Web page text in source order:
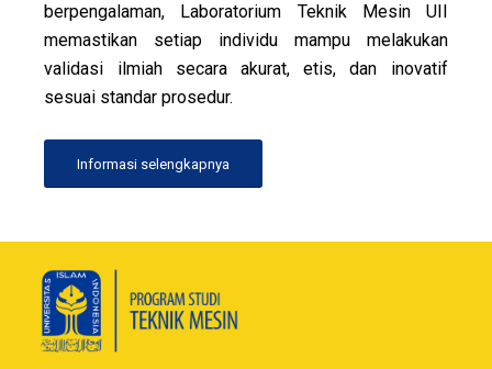
berpengalaman, Laboratorium Teknik Mesin UII
memastikan setiap individu mampu melakukan
validasi ilmiah secara akurat, etis, dan inovatif
sesuai standar prosedur.
Informasi selengkapnya